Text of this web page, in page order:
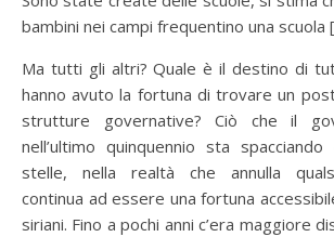
bambini nei campi frequentino una scuola [
Ma tutti gli altri? Quale è il destino di
hanno avuto la fortuna di trovare un
strutture governative? Ciò che il
nell’ultimo quinquennio sta
stelle, nella realtà che annulla
continua ad essere una fortuna
siriani. Fino a pochi anni c’era maggiore